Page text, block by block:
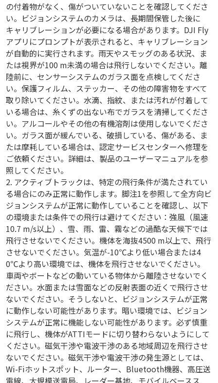
の付着物がなく、傷がついていないことを確認してくださ
い。ビジョンシステムのカメラは、長期間保管した後に
キャリブレーションが必要になる場合があります。DJI Fly
アプリにプロンプトが表示されると、キャリブレーション
が自動的に実行されます。雨天やスモッグのある状況、ま
たは視界が100 m未満の場合は飛行しないでください。離
陸前に、センサーシステムのガラス面を点検してくださ
い。保護フィルム、ステッカー、その他の障害物をすべて
取り除いてください。水滴、指紋、または汚れが付着して
いる場合は、糸くずの出ない布でガラスを清掃してくださ
い。アルコールやその他の有機溶剤は使用しないでくださ
い。ガラス面が緩んでいる、破損している、傷がある、ま
たは摩耗している場合は、認定サービスセンターへ修理を
ご依頼ください。詳細は、製品のユーザーマニュアルを参
照してください。
2. アクティブトラックは、特定の飛行条件が満たされてい
る場合にのみ正常に動作します。脚注1を参照して全方向ビ
ジョンシステムが正常に動作していることを確認し、以下
の環境または条件での飛行は避けてください：強風（風速
10.7 m/s以上）、雪、雨、雷、霧などの過酷な天候下では
飛行させないでください。機体を海抜4500 m以上で、飛行
させないでください。気温が-10℃より低い場合または4
0℃より高い環境では、機体を飛行させないでください。
車両やボートなどの動いている物体から離陸させないでく
ださい。水面または雪面などの反射表面の近くで飛行させ
ないでください。そうしないと、ビジョンシステムが正常
に動作しない可能性があります。暗い環境では、ビジョン
システムが正常に機能しない可能性があります。必ず慎重
に飛行し、機体がATTIモードに切り替わらないようにして
ください。磁気干渉や電波干渉のある地域周辺を飛行させ
ないでください。磁気干渉や電波干渉の発生源としては、
Wi-Fiホットスポット、ルーター、Bluetooth機器、高圧送
電線、大規模送電局、レーダー基地、モバイルベースス